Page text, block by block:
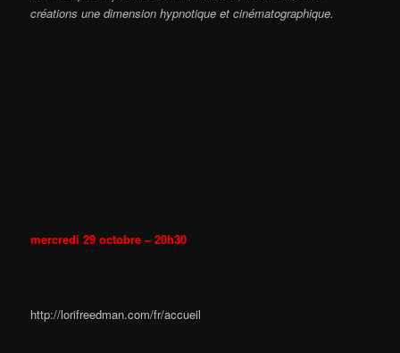
créations une dimension hypnotique et cinématographique.
mercredi 29 octobre – 20h30
http://lorifreedman.com/fr/accueil